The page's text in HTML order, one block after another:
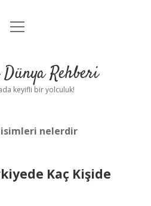
Anasayfa
Uyarı
menüyü
Rehberi
keyifli bir yolculuk!
nelerdir
Kaç Kişide